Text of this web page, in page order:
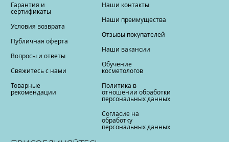
Гарантия и
сертификаты
Условия возврата
Публичная оферта
Вопросы и ответы
Свяжитесь с нами
Товарные
рекомендации
Наши контакты
Наши преимущества
Отзывы покупателей
Наши вакансии
Обучение
косметологов
Политика в
отношении обработки
персональных данных
Согласие на
обработку
персональных данных